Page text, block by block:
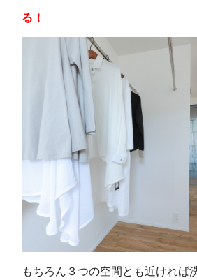
る！
もちろん３つの空間とも近ければ